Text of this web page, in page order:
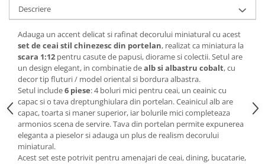
Machete Auto Romanesti 1:43 –
Miniaturi Dacia, ARO si Modele
Clasice
Machete Politie / Carabinieri 1:43
Machete Auto Civile la Scara 1:43 –
Limuzine, Hatchback si Sedan
Machete Prezidentiale 1:43
Machete Raliu 1:43 – Miniaturi
Oficiale și Replici Mașini de Raliu
Machete SUV-uri 1:43 – Miniaturi
Off-Road si Vehicule 4x4
Machete Taxi 1:43
Machete Van-uri si Dubite 1:43 –
Descriere
Adauga un accent delicat si rafinat decorului miniatural cu acest
set de ceai stil chinezesc din portelan, realizat ca miniatura la
scara 1:12 pentru casute de papusi, diorame si colectii. Setul are
un design elegant, in combinatie dealb si albastru cobalt, cu
decor tip fluturi / model oriental si bordura albastra.
Setul include6 piese: 4 boluri mici pentru ceai, un ceainic cu
capac si o tava dreptunghiulara din portelan. Ceainicul alb are
capac, toarta si maner superior, iar bolurile mici completeaza
armonios scena de servire. Tava din portelan permite expunerea
eleganta a pieselor si adauga un plus de realism decorului
miniatural.
Acest set este potrivit pentru amenajari de ceai, dining, bucatarie,